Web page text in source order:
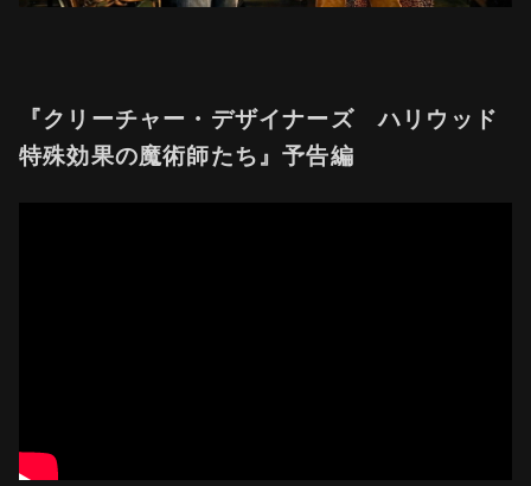
『クリーチャー・デザイナーズ ハリウッド
特殊効果の魔術師たち』予告編